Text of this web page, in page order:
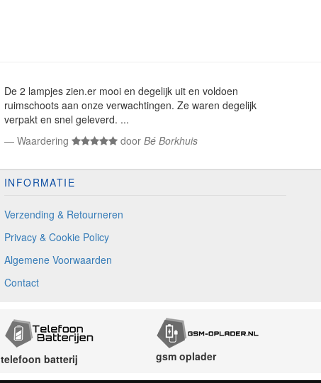
De 2 lampjes zien.er mooi en degelijk uit en voldoen
ruimschoots aan onze verwachtingen. Ze waren degelijk
verpakt en snel geleverd. ...
Waardering
door Bé Borkhuis
INFORMATIE
Verzending & Retourneren
Privacy & Cookie Policy
Algemene Voorwaarden
Contact
telefoon batterij gsm oplader